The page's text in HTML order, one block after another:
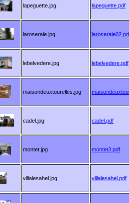
lapeguette.jpg lapeguette.pdf
laroseraie.jpg
lebelvedere.jpg lebelvedere.pdf
maisondeuxtourelles.jpg
cadel.jpg cadel.pdf
montet.jpg montet3.pdf
villalesahel.jpg villalesahel.pdf